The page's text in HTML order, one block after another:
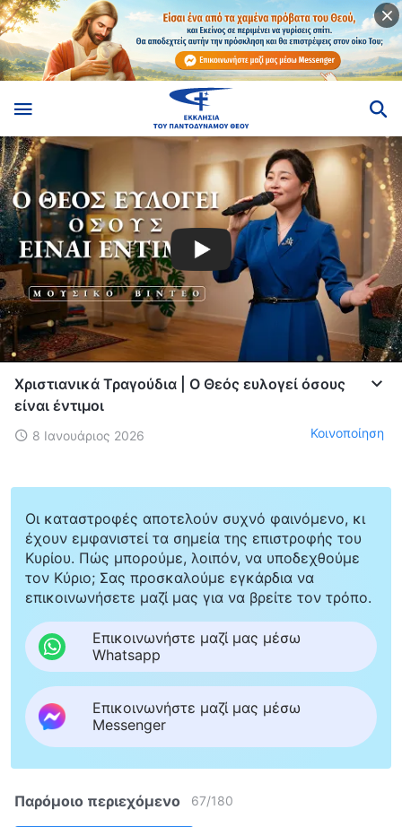
Χριστιανικά Τραγούδια | Ο Θεός ευλογεί όσους
είναι έντιμοι
8 Ιανουάριος 2026 Κοινοποίηση
Οι καταστροφές αποτελούν συχνό φαινόμενο, κι
έχουν εμφανιστεί τα σημεία της επιστροφής του
Κυρίου. Πώς μπορούμε, λοιπόν, να υποδεχθούμε
τον Κύριο; Σας προσκαλούμε εγκάρδια να
επικοινωνήσετε μαζί μας για να βρείτε τον τρόπο.
Επικοινωνήστε μαζί μας μέσω
Whatsapp
Επικοινωνήστε μαζί μας μέσω
Messenger
Παρόμοιο περιεχόμενο 67/180